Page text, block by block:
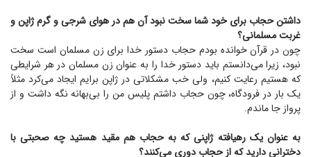
داشتن حجاب برای خود شما سخت نبود آن هم در هوای شرجی و گرم ژاپن و
غربت مسلمانی؟
چون در قرآن خوانده بودم حجاب دستور خدا برای زن مسلمان است سخت
نبود، زیرا می‌دانستم باید دستور خدا را به عنوان زن مسلمان در هر شرایطی
که هستیم رعایت کنیم، ولی خب مشکلاتی در ژاپن برایم ایجاد می‌کرد مثلاً
یک بار در فرودگاه، چون حجاب داشتم پلیس من را بی‌بهانه نگه داشت و از
پرواز جا ماندم.
به عنوان یک رهیافته ژاپنی که به حجاب هم مقید هستید چه صحبتی با
دخترانی دارید که از حجاب دوری می‌کنند؟